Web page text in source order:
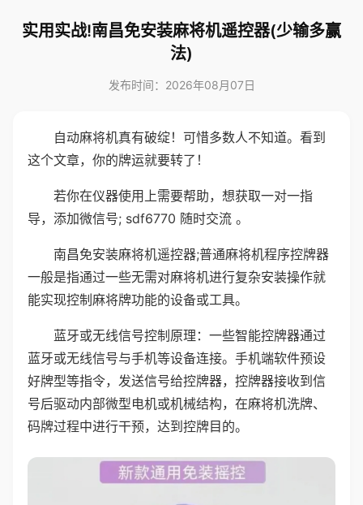
实用实战!南昌免安装麻将机遥控器(少输多赢
法)
发布时间：2026年08月07日
自动麻将机真有破绽！可惜多数人不知道。看到
这个文章，你的牌运就要转了！
若你在仪器使用上需要帮助，想获取一对一指
导，添加微信号; sdf6770 随时交流 。
南昌免安装麻将机遥控器;普通麻将机程序控牌器
一般是指通过一些无需对麻将机进行复杂安装操作就
能实现控制麻将牌功能的设备或工具。
蓝牙或无线信号控制原理：一些智能控牌器通过
蓝牙或无线信号与手机等设备连接。手机端软件预设
好牌型等指令，发送信号给控牌器，控牌器接收到信
号后驱动内部微型电机或机械结构，在麻将机洗牌、
码牌过程中进行干预，达到控牌目的。